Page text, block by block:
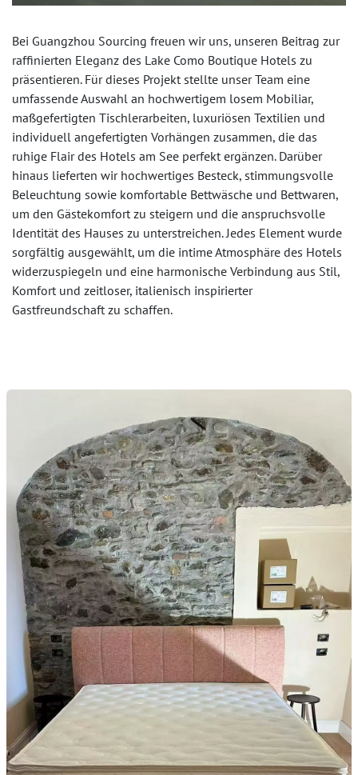
Bei Guangzhou Sourcing freuen wir uns, unseren Beitrag zur
raffinierten Eleganz des Lake Como Boutique Hotels zu
präsentieren. Für dieses Projekt stellte unser Team eine
umfassende Auswahl an hochwertigem losem Mobiliar,
maßgefertigten Tischlerarbeiten, luxuriösen Textilien und
individuell angefertigten Vorhängen zusammen, die das
ruhige Flair des Hotels am See perfekt ergänzen. Darüber
hinaus lieferten wir hochwertiges Besteck, stimmungsvolle
Beleuchtung sowie komfortable Bettwäsche und Bettwaren,
um den Gästekomfort zu steigern und die anspruchsvolle
Identität des Hauses zu unterstreichen. Jedes Element wurde
sorgfältig ausgewählt, um die intime Atmosphäre des Hotels
widerzuspiegeln und eine harmonische Verbindung aus Stil,
Komfort und zeitloser, italienisch inspirierter
Gastfreundschaft zu schaffen.